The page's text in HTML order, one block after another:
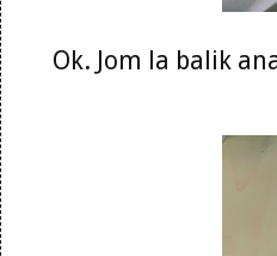
Ok. Jom la balik